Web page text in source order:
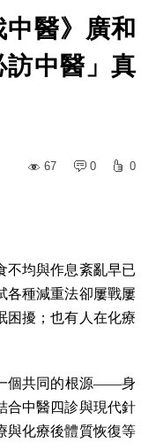
醫》廣和
訪中醫」真
67
0 0
不均與作息紊亂早已
各種減重法卻屢戰屢
困擾；也有人在化療
個共同的根源——身
合中醫四診與現代針
與化療後體質恢復等